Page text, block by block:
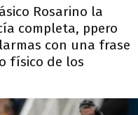
Rosarino la
completa, ppero
con una frase
físico de los